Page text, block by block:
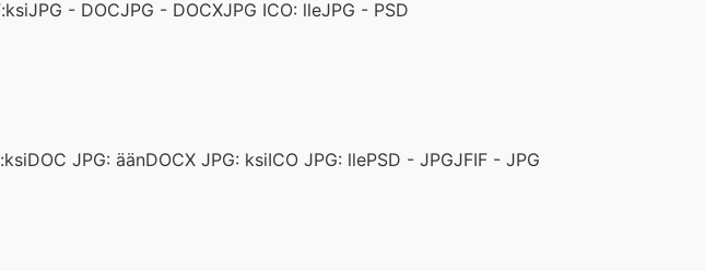
JPG - DOCJPG - DOCXJPG ICO: lleJPG - PSD
DOC JPG: äänDOCX JPG: ksiICO JPG: llePSD - JPGJFIF - JPG